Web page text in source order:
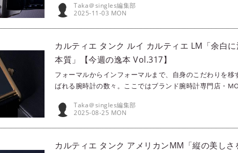
なおひとりさまの腕を飾るに相応しい珠玉の1本をセレクト
ルティエのサントスシリーズから『サントス ドュモン ラー
ケルトン マイクロローター 』をご紹介しよう。▶▶▶写
ルティエ サントス デュモン ラージモデル スケルトン マ
Taka＠singles編集部
2025-11-03 MON
カルティエ タンク ルイ カルティエ LM「余白
本質」【今週の逸本 Vol.317】
フォーマルからインフォーマルまで、自身のこだわりを移
ばれる腕時計の数々。ここではブランド腕時計専門店・
なおひとりさまの腕を飾るに相応しい珠玉の1本をセレクト
ルティエのタンクシリーズから、『タンク ルイ カルティエ
よう。
Taka＠singles編集部
2025-08-25 MON
カルティエ タンク アメリカンMM「縦の美しさ